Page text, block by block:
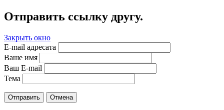
Отправить ссылку другу.
Закрыть окно
E-mail адресата
Ваше имя
Ваш E-mail
Тема
Отправить Отмена